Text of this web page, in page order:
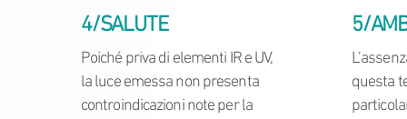
4/SALUTE
Poiché priva di elementi IR e UV,
la luce emessa non presenta
controindicazioni note per la
5/
questa